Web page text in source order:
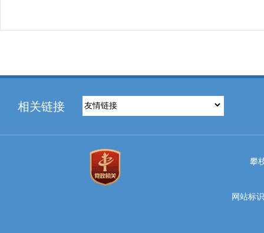
相关链接
攀
网站标